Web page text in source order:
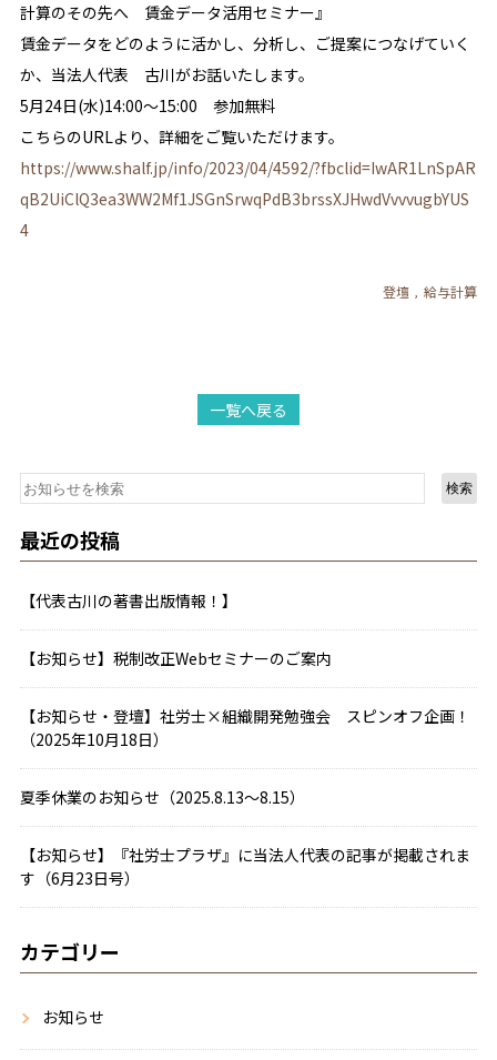
計算のその先へ 賃金データ活用セミナー』
賃金データをどのように活かし、分析し、ご提案につなげていく
か、当法人代表 古川がお話いたします。
5月24日(水)14:00～15:00 参加無料
こちらのURLより、詳細をご覧いただけます。
https://www.shalf.jp/info/2023/04/4592/?fbclid=IwAR1LnSpAR
qB2UiClQ3ea3WW2Mf1JSGnSrwqPdB3brssXJHwdVvvvugbYUS
4
登壇 , 給与計算
一覧へ戻る
検索
最近の投稿
【代表古川の著書出版情報！】
【お知らせ】税制改正Webセミナーのご案内
【お知らせ・登壇】社労士×組織開発勉強会 スピンオフ企画！
（2025年10月18日）
夏季休業のお知らせ（2025.8.13～8.15）
【お知らせ】『社労士プラザ』に当法人代表の記事が掲載されま
す（6月23日号）
カテゴリー
お知らせ